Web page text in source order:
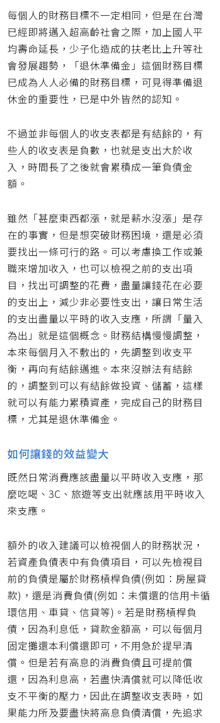
每個人的財務目標不一定相同，但是在台灣
已經即將邁入超高齡社會之際，加上國人平
均壽命延長，少子化造成的扶老比上升等社
會發展趨勢，「退休準備金」這個財務目標
已成為人人必備的財務目標，可見得準備退
休金的重要性，已是中外皆然的認知。
不過並非每個人的收支表都是有結餘的，有
些人的收支表是負數，也就是支出大於收
入，時間長了之後就會累積成一筆負債金
額。
雖然「甚麼東西都漲，就是薪水沒漲」是存
在的事實，但是想突破財務困境，還是必須
要找出一條可行的路。可以考慮換工作或兼
職來增加收入，也可以檢視之前的支出項
目，找出可調整的花費，盡量讓錢花在必要
的支出上，減少非必要性支出，讓日常生活
的支出盡量以平時的收入支應，所謂「量入
為出」就是這個概念。財務結構慢慢調整，
本來每個月入不敷出的，先調整到收支平
衡，再向有結餘邁進。本來沒辦法有結餘
的，調整到可以有結餘做投資、儲蓄，這樣
就可以有能力累積資產，完成自己的財務目
標，尤其是退休準備金。
如何讓錢的效益變大
既然日常消費應該盡量以平時收入支應，那
麼吃喝、3C、旅遊等支出就應該用平時收入
來支應。
額外的收入建議可以檢視個人的財務狀況，
若資產負債表中有負債項目，可以先檢視目
前的負債是屬於財務槓桿負債(例如：房屋貸
款)，還是消費負債(例如：未償還的信用卡循
環信用、車貸、信貸等)。若是財務槓桿負
債，因為利息低，貸款金額高，可以每個月
固定攤還本利償還即可，不用急於提早清
償。但是若有高息的消費負債且可提前償
還，因為利息高，若盡快清償就可以降低收
支不平衡的壓力，因此在調整收支表時，如
果能力所及要盡快將高息負債清償，先追求